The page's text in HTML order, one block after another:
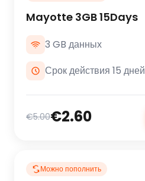
Mayotte 3GB 15Days
3 GB данных
Срок действия 15 дней
€5.00€2.60
Можно пополнить